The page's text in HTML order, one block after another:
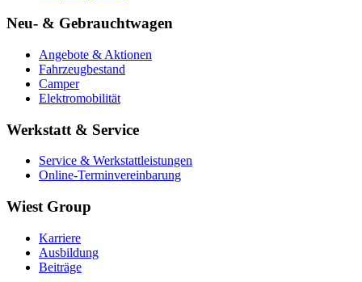
Neu- & Gebrauchtwagen
Angebote & Aktionen
Fahrzeugbestand
Camper
Elektromobilität
Werkstatt & Service
Service & Werkstattleistungen
Online-Terminvereinbarung
Wiest Group
Karriere
Ausbildung
Beiträge